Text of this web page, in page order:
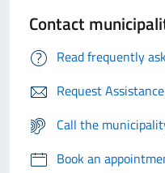
Contact
Read frequently
Request Assistance
Call the
Book an